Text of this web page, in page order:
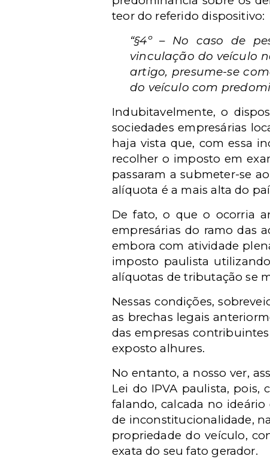
teor do referido dispositivo:
“§4º – No caso de
vinculação do veículo
artigo, presume-se
do veículo com
Indubitavelmente, o
sociedades empresárias
haja vista que, com essa
recolher o imposto em
passaram a submeter-se
alíquota é a mais alta do
De fato, o que o ocorria
empresárias do ramo das
embora com atividade
imposto paulista
alíquotas de tributação se
Nessas condições,
as brechas legais
das empresas
exposto alhures.
No entanto, a nosso ver,
Lei do IPVA paulista,
falando, calcada no ideário
de inconstitucionalidade,
propriedade do veículo,
exata do seu fato gerador.